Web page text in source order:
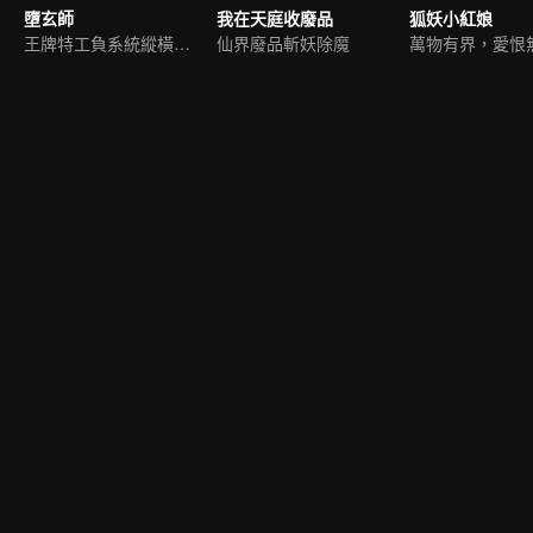
墮玄師
王牌特工負系統縱橫九荒
我在天庭收廢品
仙界廢品斬妖除魔
狐妖小紅娘
萬物有界，愛恨